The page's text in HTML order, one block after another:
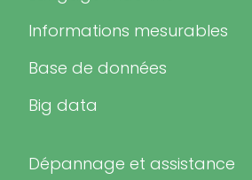
Informations mesurables
Base de données
Big data
Dépannage et assistance